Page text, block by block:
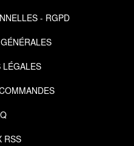
- RGPD
LÉGALES
RSS